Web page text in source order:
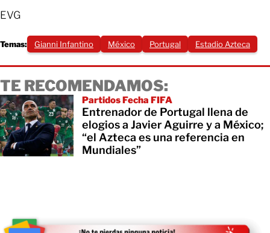
EVG
Temas: Gianni Infantino México Portugal Estadio Azteca
TE RECOMENDAMOS:
Partidos Fecha FIFA
Entrenador de Portugal llena de
elogios a Javier Aguirre y a México;
“el Azteca es una referencia en
Mundiales”